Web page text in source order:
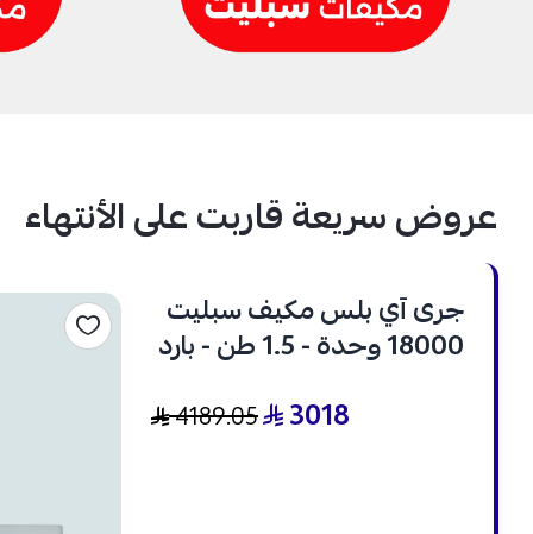
عروض سريعة قاربت على الأنتهاء
جرى آي بلس مكيف سبليت
18000 وحدة - 1.5 طن - بارد
3018
4189.05